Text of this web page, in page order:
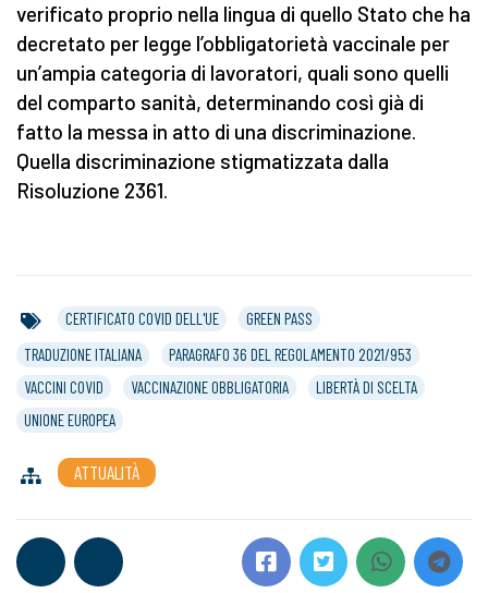
verificato proprio nella lingua di quello Stato che ha
decretato per legge l’obbligatorietà vaccinale per
un’ampia categoria di lavoratori, quali sono quelli
del comparto sanità, determinando così già di
fatto la messa in atto di una discriminazione.
Quella discriminazione stigmatizzata dalla
Risoluzione 2361.
CERTIFICATO COVID DELL'UE
GREEN PASS
TRADUZIONE ITALIANA
PARAGRAFO 36 DEL REGOLAMENTO 2021/953
VACCINI COVID
VACCINAZIONE OBBLIGATORIA
LIBERTÀ DI SCELTA
UNIONE EUROPEA
ATTUALITÀ